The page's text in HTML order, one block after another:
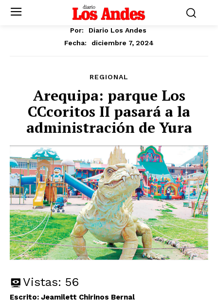
Por:
Diario Los Andes
Fecha:
diciembre 7, 2024
REGIONAL
Arequipa: parque Los
CCcoritos II pasará a la
administración de Yura
Vistas: 56
Escrito: Jeamilett Chirinos Bernal